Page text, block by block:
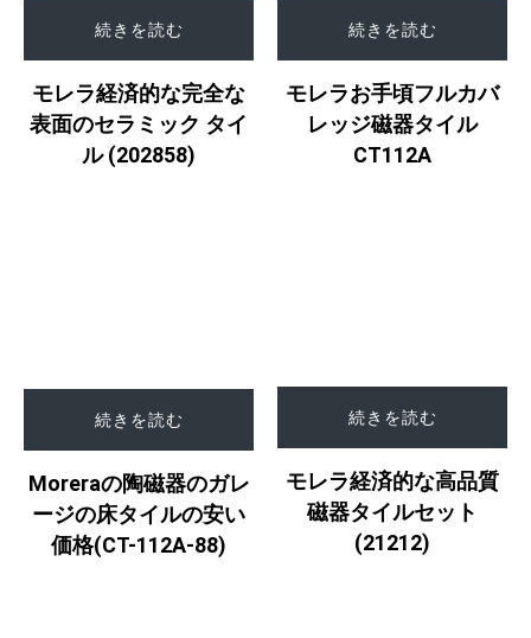
続きを読む
モレラ経済的な完全な
表面のセラミック タイ
ル (202858)
続きを読む
モレラお手頃フルカバ
レッジ磁器タイル
CT112A
続きを読む
Moreraの陶磁器のガレ
ージの床タイルの安い
価格(CT-112A-88)
続きを読む
モレラ経済的な高品質
磁器タイルセット
(21212)